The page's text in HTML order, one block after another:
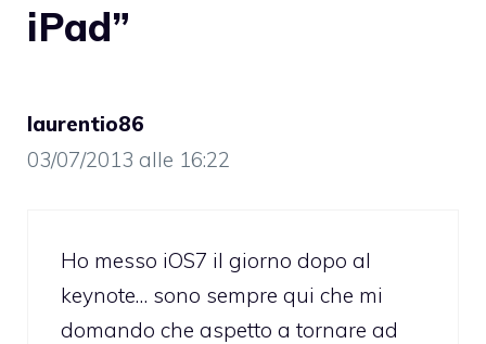
iPad”
laurentio86
03/07/2013 alle 16:22
Ho messo iOS7 il giorno dopo al
keynote… sono sempre qui che mi
domando che aspetto a tornare ad